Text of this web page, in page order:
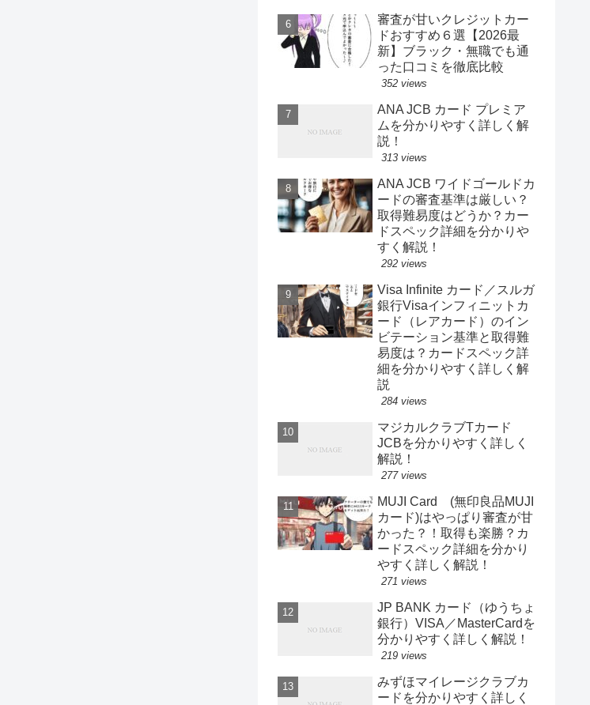
審査が甘いクレジットカー
ドおすすめ６選【2026最
新】ブラック・無職でも通
った口コミを徹底比較
352 views
ANA JCB カード プレミア
ムを分かりやすく詳しく解
説！
313 views
ANA JCB ワイドゴールドカ
ードの審査基準は厳しい？
取得難易度はどうか？カー
ドスペック詳細を分かりや
すく解説！
292 views
Visa Infinite カード／スルガ
銀行Visaインフィニットカ
ード（レアカード）のイン
ビテーション基準と取得難
易度は？カードスペック詳
細を分かりやすく詳しく解
説
284 views
マジカルクラブTカード
JCBを分かりやすく詳しく
解説！
277 views
MUJI Card (無印良品MUJI
カード)はやっぱり審査が甘
かった？！取得も楽勝？カ
ードスペック詳細を分かり
やすく詳しく解説！
271 views
JP BANK カード（ゆうちょ
銀行）VISA／MasterCardを
分かりやすく詳しく解説！
219 views
みずほマイレージクラブカ
ードを分かりやすく詳しく